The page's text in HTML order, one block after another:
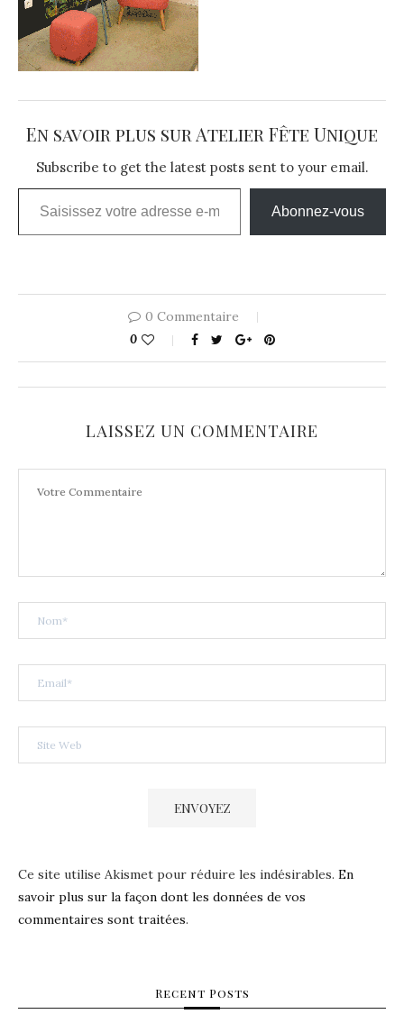
En savoir plus sur Atelier Fête Unique
Subscribe to get the latest posts sent to your email.
Saisissez votre adresse e-mail…
Abonnez-vous
0 Commentaire
0
LAISSEZ UN COMMENTAIRE
Ce site utilise Akismet pour réduire les indésirables. En
savoir plus sur la façon dont les données de vos
commentaires sont traitées.
Recent Posts